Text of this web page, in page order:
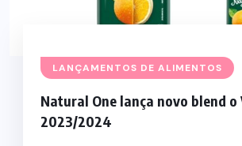
LANÇAMENTOS DE ALIMENTOS
Natural One lança novo blend o
2023/2024